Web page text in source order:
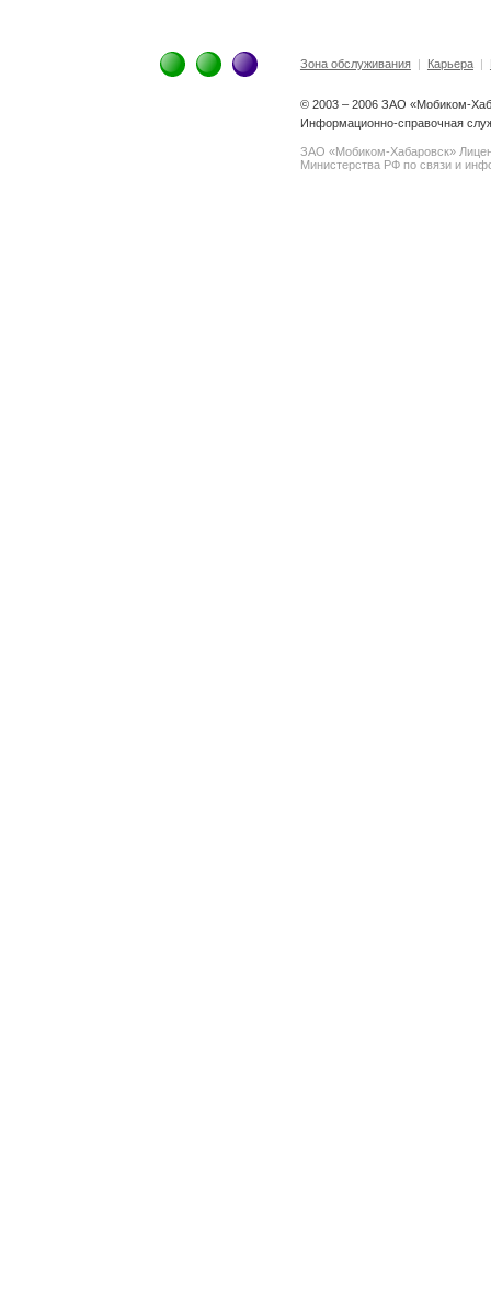
Зона обслуживания| Карьера|
© 2003 – 2006 ЗАО «Мобиком-
Информационно-справочная
ЗАО «Мобиком-Хабаровск»
Министерства РФ по связи и